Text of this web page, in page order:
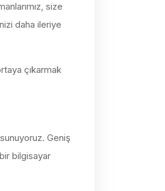
size
daha ileriye
çıkarmak
Geniş
bilgisayar